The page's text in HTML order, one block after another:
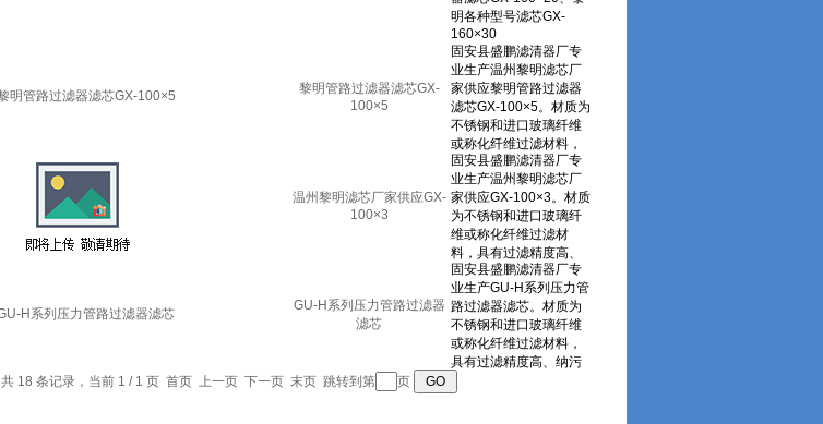
黎明管路过滤器滤芯GX-
100×5
温州黎明滤芯厂家供应GX-
100×3
GU-H系列压力管路过滤器
滤芯
共 18 条记录，当前 1 / 1 页 首页 上一页 下一页 末页 跳转到第 页